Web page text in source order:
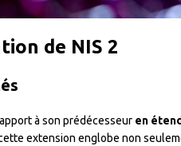
de NIS 2
à son prédécesseur en
extension englobe non